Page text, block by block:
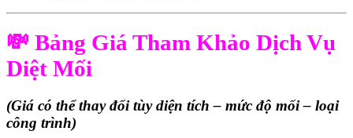
💸 Bảng Giá Tham Khảo Dịch Vụ
Diệt Mối
(Giá có thể thay đổi tùy diện tích – mức độ mối – loại
công trình)